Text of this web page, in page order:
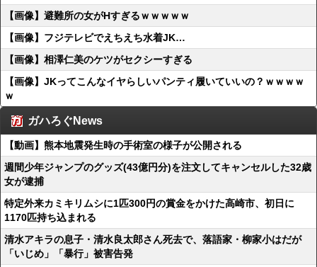
【画像】避難所の女がHすぎるｗｗｗｗｗ
【画像】フジテレビでえちえち水着JK…
【画像】相澤仁美のケツがセクシーすぎる
【画像】JKってこんなイヤらしいパンティ履いていいの？ｗｗｗｗ
ｗ
ガハろぐNews
【動画】熊本地震発生時の手術室の様子が公開される
週間少年ジャンプのグッズ(43億円分)を注文してキャンセルした32歳
女が逮捕
特定外来カミキリムシに1匹300円の賞金をかけた高崎市、初日に
1170匹持ち込まれる
清水アキラの息子・清水良太郎さん死去で、落語家・柳家小はだが
「いじめ」「暴行」被害告発